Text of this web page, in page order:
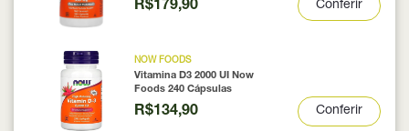
R$179,90 Conferir
NOW FOODS
Vitamina D3 2000 UI Now
Foods 240 Cápsulas
R$134,90 Conferir